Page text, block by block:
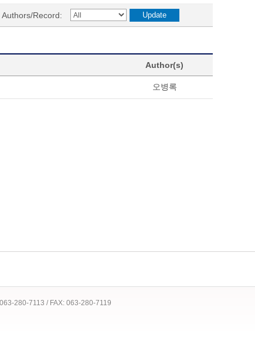
Authors/Record:
Author(s)
오병록
280-7113 / FAX: 063-280-7119